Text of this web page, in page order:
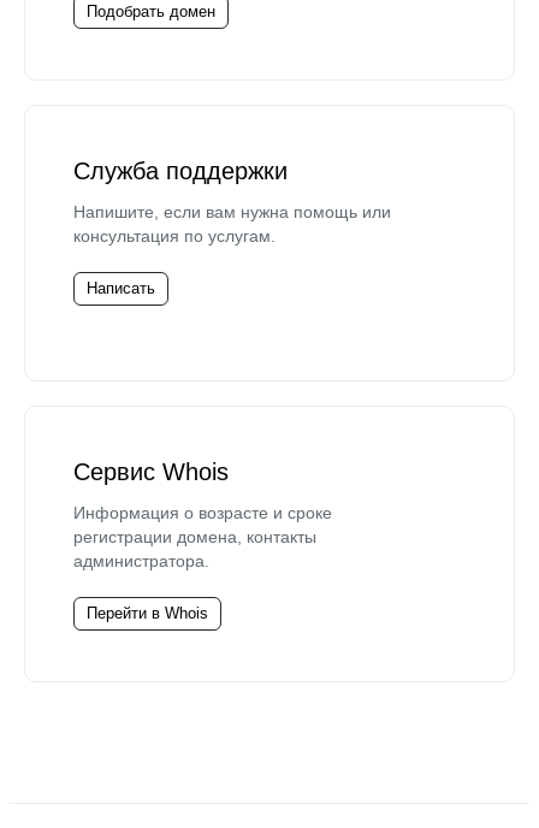
Подобрать домен
Служба поддержки
Напишите, если вам нужна помощь или
консультация по услугам.
Написать
Сервис Whois
Информация о возрасте и сроке
регистрации домена, контакты
администратора.
Перейти в Whois